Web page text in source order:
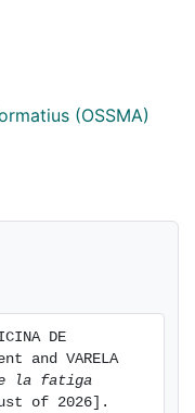
(OSSMA)
DE
and VARELA
la fatiga
of 2026].